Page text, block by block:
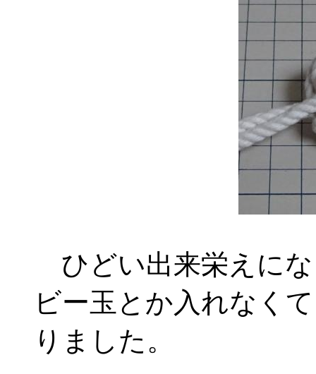
ひどい出来栄えに
ビー玉とか入れなく
りました。